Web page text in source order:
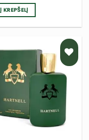
Į KREPŠELĮ
PRIDĖTI
Į NORŲ
SĄRAŠĄ